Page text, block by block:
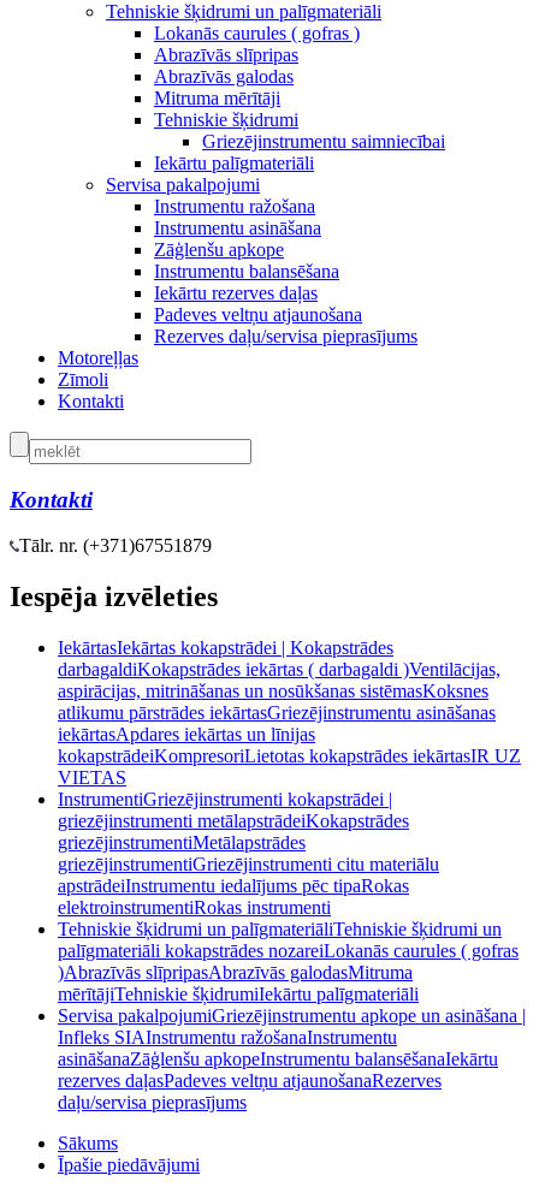
Tehniskie šķidrumi un palīgmateriāli
Lokanās caurules ( gofras )
Abrazīvās slīpripas
Abrazīvās galodas
Mitruma mērītāji
Tehniskie šķidrumi
Griezējinstrumentu saimniecībai
Iekārtu palīgmateriāli
Servisa pakalpojumi
Instrumentu ražošana
Instrumentu asināšana
Zāģlenšu apkope
Instrumentu balansēšana
Iekārtu rezerves daļas
Padeves veltņu atjaunošana
Rezerves daļu/servisa pieprasījums
Motoreļļas
Zīmoli
Kontakti
Kontakti
Tālr. nr. (+371)67551879
Iespēja izvēleties
IekārtasIekārtas kokapstrādei | Kokapstrādes
darbagaldiKokapstrādes iekārtas ( darbagaldi )Ventilācijas,
aspirācijas, mitrināšanas un nosūkšanas sistēmasKoksnes
atlikumu pārstrādes iekārtasGriezējinstrumentu asināšanas
iekārtasApdares iekārtas un līnijas
kokapstrādeiKompresoriLietotas kokapstrādes iekārtasIR UZ
VIETAS
InstrumentiGriezējinstrumenti kokapstrādei |
griezējinstrumenti metālapstrādeiKokapstrādes
griezējinstrumentiMetālapstrādes
griezējinstrumentiGriezējinstrumenti citu materiālu
apstrādeiInstrumentu iedalījums pēc tipaRokas
elektroinstrumentiRokas instrumenti
Tehniskie šķidrumi un palīgmateriāliTehniskie šķidrumi un
palīgmateriāli kokapstrādes nozareiLokanās caurules ( gofras
)Abrazīvās slīpripasAbrazīvās galodasMitruma
mērītājiTehniskie šķidrumiIekārtu palīgmateriāli
Servisa pakalpojumiGriezējinstrumentu apkope un asināšana |
Infleks SIAInstrumentu ražošanaInstrumentu
asināšanaZāģlenšu apkopeInstrumentu balansēšanaIekārtu
rezerves daļasPadeves veltņu atjaunošanaRezerves
daļu/servisa pieprasījums
Sākums
Īpašie piedāvājumi